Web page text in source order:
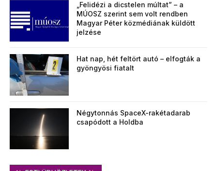
„Felidézi a dicstelen múltat” – a
MÚOSZ szerint sem volt rendben
Magyar Péter közmédiának küldött
jelzése
Hat nap, hét feltört autó – elfogták a
gyöngyösi fiatalt
Négytonnás SpaceX-rakétadarab
csapódott a Holdba